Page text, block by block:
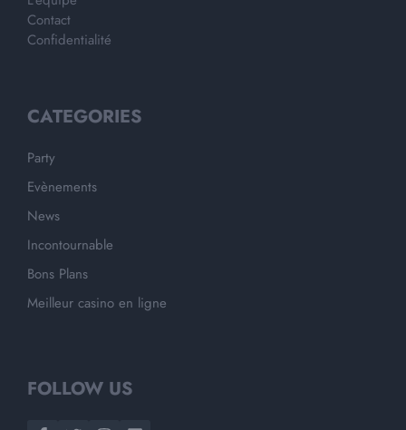
Contact
Confidentialité
CATEGORIES
Party
Evènements
News
Incontournable
Bons Plans
Meilleur casino en ligne
FOLLOW US